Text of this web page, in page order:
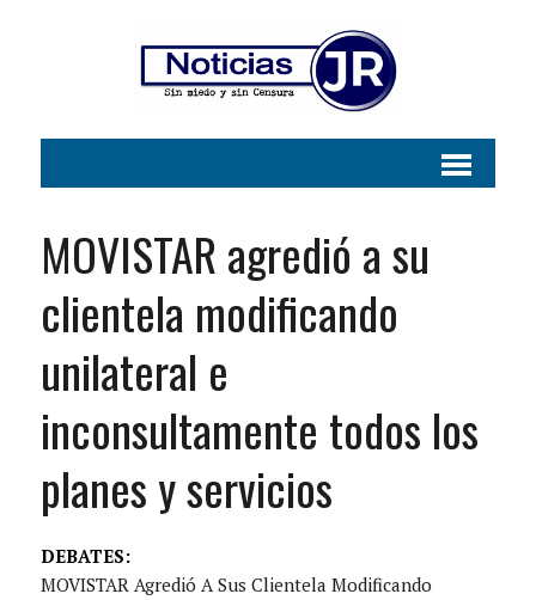
MOVISTAR agredió a su
clientela modificando
unilateral e
inconsultamente todos los
planes y servicios
DEBATES:
MOVISTAR Agredió A Sus Clientela Modificando